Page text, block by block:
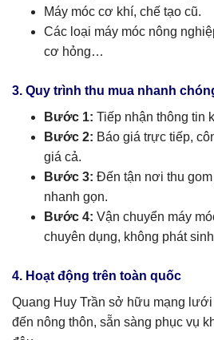
Máy móc cơ khí, chế tạo cũ.
Các loại máy móc nông
cơ hỏng…
3. Quy trình thu mua nhanh
Bước 1: Tiếp nhận thông tin
Bước 2: Báo giá trực tiếp,
giá cả.
Bước 3: Đến tận nơi thu
nhanh gọn.
Bước 4: Vận chuyển máy
chuyên dụng, không phát
4. Hoạt động trên toàn quốc
Quang Huy Trần sở hữu mạng
đến nông thôn, sẵn sàng phục vụ